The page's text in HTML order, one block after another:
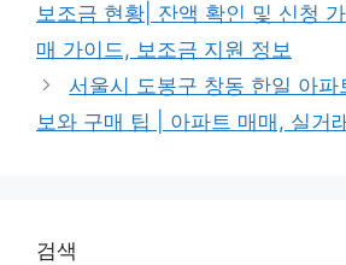
보조금 현황| 잔액 확인 및 신청
매 가이드, 보조금 지원 정보
서울시 도봉구 창동 한일 아파
보와 구매 팁 | 아파트 매매, 실거
검색